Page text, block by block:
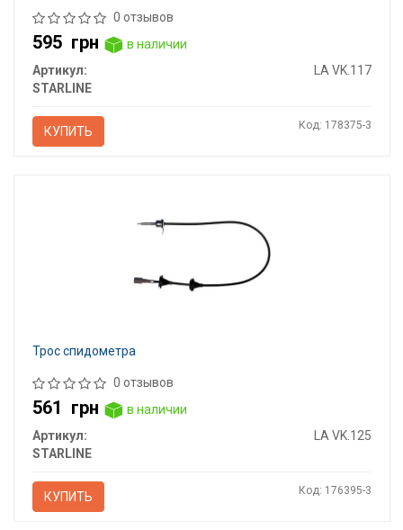
0 отзывов
595 грн
в наличии
Артикул:
LA VK.117
STARLINE
КУПИТЬ Код: 178375-3
Трос спидометра
0 отзывов
561 грн
в наличии
Артикул:
LA VK.125
STARLINE
КУПИТЬ Код: 176395-3